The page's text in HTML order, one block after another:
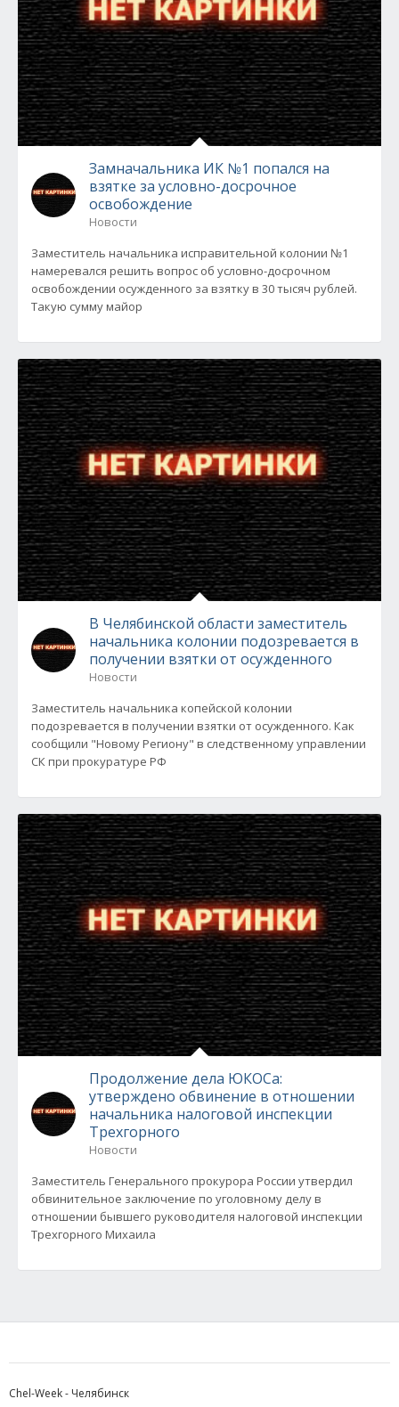
Замначальника ИК №1 попался на
взятке за условно-досрочное
освобождение
Новости
Заместитель начальника исправительной колонии №1
намеревался решить вопрос об условно-досрочном
освобождении осужденного за взятку в 30 тысяч рублей.
Такую сумму майор
В Челябинской области заместитель
начальника колонии подозревается в
получении взятки от осужденного
Новости
Заместитель начальника копейской колонии
подозревается в получении взятки от осужденного. Как
сообщили "Новому Региону" в следственному управлении
СК при прокуратуре РФ
Продолжение дела ЮКОСа:
утверждено обвинение в отношении
начальника налоговой инспекции
Трехгорного
Новости
Заместитель Генерального прокурора России утвердил
обвинительное заключение по уголовному делу в
отношении бывшего руководителя налоговой инспекции
Трехгорного Михаила
Chel-Week - Челябинск